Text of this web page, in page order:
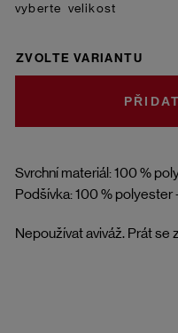
Svrchní materiál: 100 %
Podšívka: 100 % polyester
Nepoužívat aviváž. Prát se
velikost
ZVOLTE VARIANTU